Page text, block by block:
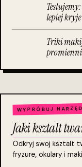
lepiej
topowych
Triki
WYPRÓBUJ
Jaki ksztalt
Odkryj swoj ksztalt
fryzure, okulary i